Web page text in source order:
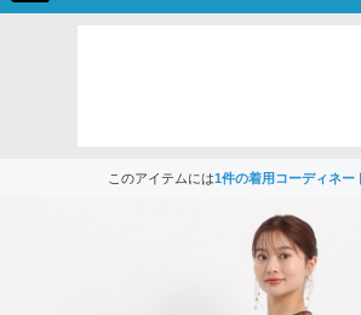
このアイテムには1件の着用コーディネー